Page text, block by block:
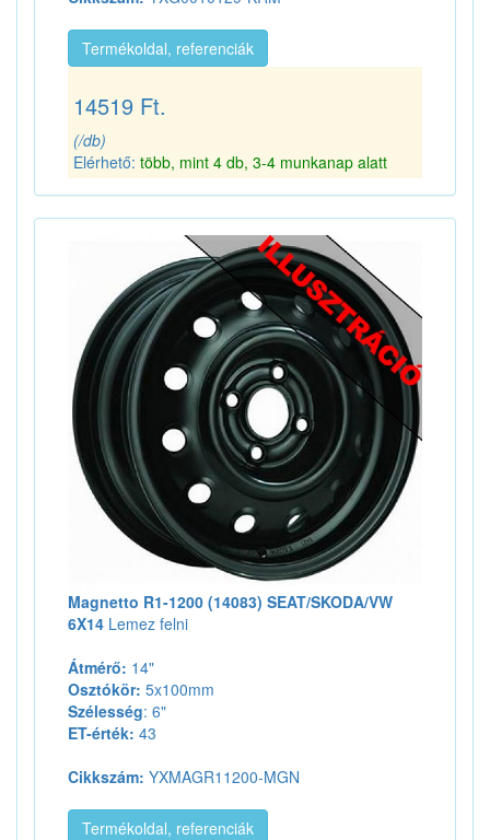
Termékoldal, referenciák
14519 Ft.
(/db)
Elérhető: több, mint 4 db, 3-4 munkanap alatt
Magnetto R1-1200 (14083) SEAT/SKODA/VW
6X14 Lemez felni
Átmérő: 14"
Osztókör: 5x100mm
Szélesség: 6"
ET-érték: 43
Cikkszám: YXMAGR11200-MGN
Termékoldal, referenciák